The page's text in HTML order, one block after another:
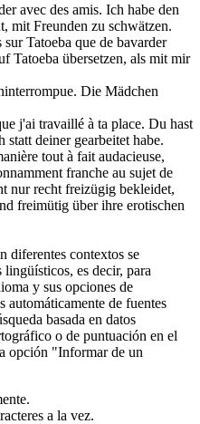
avec des amis. Ich habe den
mit Freunden zu schwätzen.
Tatoeba que de bavarder
Tatoeba übersetzen, als mit mir
Die Mädchen
j'ai travaillé à ta place. Du hast
statt deiner gearbeitet habe.
tout à fait audacieuse,
franche au sujet de
nur recht freizügig bekleidet,
freimütig über ihre erotischen
diferentes contextos se
es decir, para
y sus opciones de
automáticamente de fuentes
basada en datos
o de puntuación en el
opción "Informar de un
a la vez.